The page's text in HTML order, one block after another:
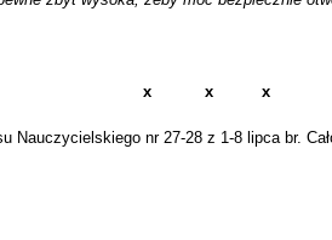
x x x
Nauczycielskiego nr 27-28 z 1-8 lipca br.